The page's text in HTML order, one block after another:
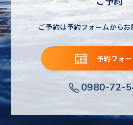
ご予約は予約フォームから
予約フォ
0980-72-